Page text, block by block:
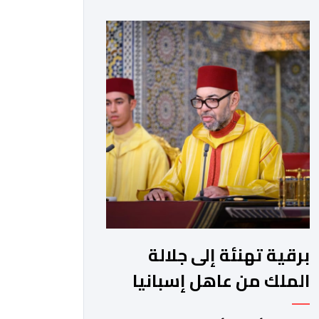
1967 وعاصمتها القدس الشريف،
واقتناعها بفضائل الحوار والتفاوض
كسبيل وحيد لحل الصراع الفلسطيني-
الإسرائيلي، بعيدا عن أعمال العنف
والتطرف والتصرفات أحادية الجانب، وكذا
انخراطها التام في كل […]
برقية تهنئة إلى جلالة
الملك من عاهل إسبانيا
الملك فيليبي السادس